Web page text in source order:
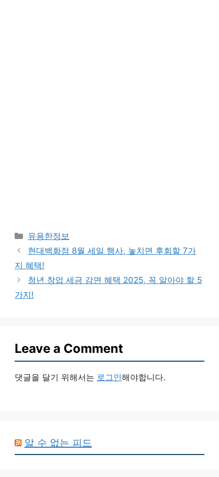
Categories
유용한정보
현대백화점 8월 세일 행사, 놓치면 후회할 7가
지 혜택!
청년 창업 세금 감면 혜택 2025, 꼭 알아야 할 5
가지!
Leave a Comment
댓글을 달기 위해서는 로그인해야합니다.
알 수 없는 피드